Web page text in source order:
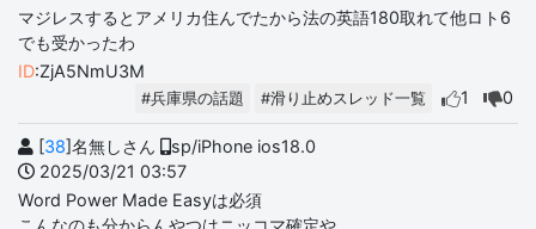
マジレスするとアメリカ住んでたから法の英語180取れて他ロト6
でも受かったわ
ID:ZjA5NmU3M
#兵庫県の話題 #滑り止めスレッド一覧 1 0
[38]名無しさん
sp/iPhone ios18.0
2025/03/21 03:57
Word Power Made Easyは必須
こんなのも分からんやつはニッコマ確定や